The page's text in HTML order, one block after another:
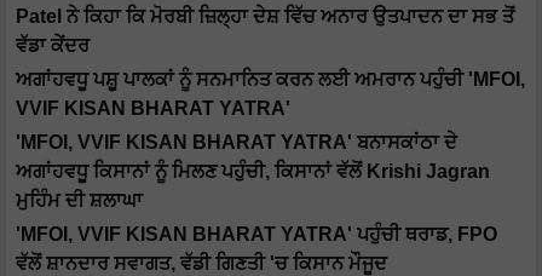
Patel ਨੇ ਕਿਹਾ ਕਿ ਮੋਰਬੀ ਜ਼ਿਲ੍ਹਾ ਦੇਸ਼ ਵਿੱਚ ਅਨਾਰ ਉਤਪਾਦਨ ਦਾ ਸਭ ਤੋਂ
ਵੱਡਾ ਕੇਂਦਰ
ਅਗਾਂਹਵਧੂ ਪਸ਼ੂ ਪਾਲਕਾਂ ਨੂੰ ਸਨਮਾਨਿਤ ਕਰਨ ਲਈ ਅਮਰਾਨ ਪਹੁੰਚੀ 'MFOI,
VVIF KISAN BHARAT YATRA'
'MFOI, VVIF KISAN BHARAT YATRA' ਬਨਾਸਕਾਂਠਾ ਦੇ
ਅਗਾਂਹਵਧੂ ਕਿਸਾਨਾਂ ਨੂੰ ਮਿਲਣ ਪਹੁੰਚੀ, ਕਿਸਾਨਾਂ ਵੱਲੋਂ Krishi Jagran
ਮੁਹਿੰਮ ਦੀ ਸ਼ਲਾਘਾ
'MFOI, VVIF KISAN BHARAT YATRA' ਪਹੁੰਚੀ ਥਰਾਡ, FPO
ਵੱਲੋਂ ਸ਼ਾਨਦਾਰ ਸਵਾਗਤ, ਵੱਡੀ ਗਿਣਤੀ 'ਚ ਕਿਸਾਨ ਮੌਜੂਦ